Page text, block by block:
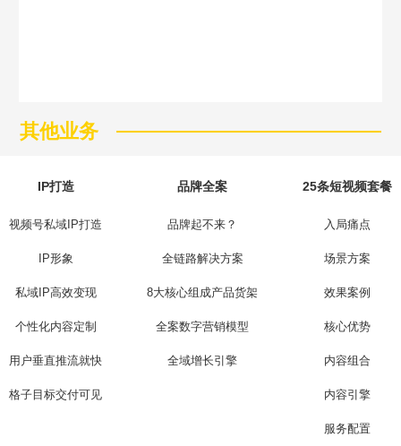
其他业务
IP打造
视频号私域IP打造
IP形象
私域IP高效变现
个性化内容定制
用户垂直推流就快
格子目标交付可见
品牌全案
品牌起不来？
全链路解决方案
8大核心组成产品货架
全案数字营销模型
全域增长引擎
25条短视频套餐
入局痛点
场景方案
效果案例
核心优势
内容组合
内容引擎
服务配置
不怕就请留下您的需求及联系方式，我们会第一时间送上问候的。